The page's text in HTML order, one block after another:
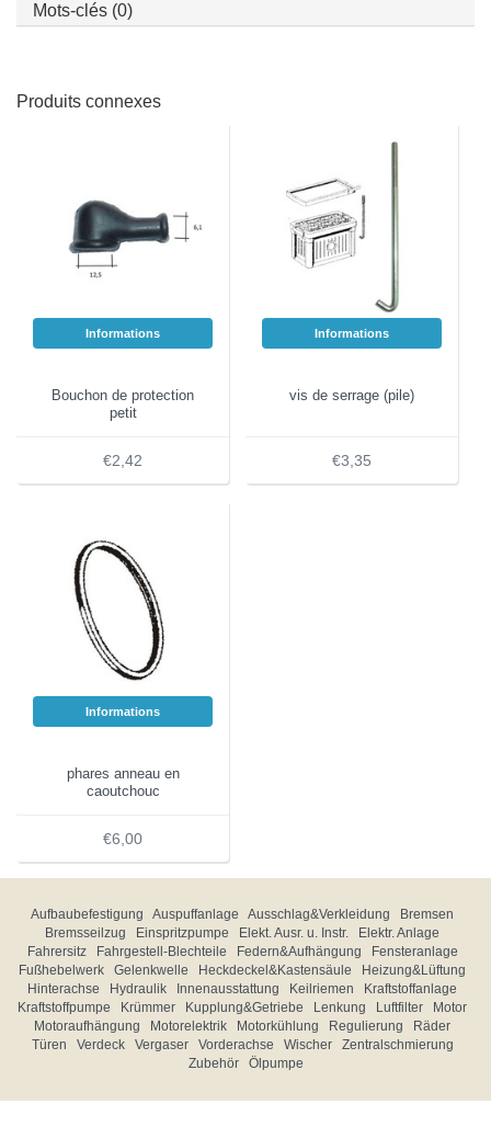
Mots-clés (0)
Produits connexes
Informations
Bouchon de protection
petit
€2,42
Informations
vis de serrage (pile)
€3,35
Informations
phares anneau en
caoutchouc
€6,00
Aufbaubefestigung Auspuffanlage Ausschlag&Verkleidung
Bremsen
Bremsseilzug
Einspritzpumpe Elekt. Ausr. u. Instr.
Elektr. Anlage
Fahrersitz
Fahrgestell-Blechteile Federn&Aufhängung
Fensteranlage
Fußhebelwerk
Gelenkwelle Heckdeckel&Kastensäule
Heizung&Lüftung
Hinterachse
Hydraulik Innenausstattung Keilriemen
Kraftstoffanlage
Kraftstoffpumpe
Krümmer Kupplung&Getriebe Lenkung Luftfilter
Motor
Motoraufhängung
Motorelektrik Motorkühlung Regulierung
Räder
Türen
Verdeck Vergaser Vorderachse Wischer
Zentralschmierung
Zubehör
Ölpumpe